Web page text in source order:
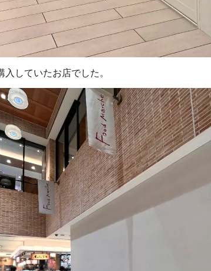
していたお店でした。